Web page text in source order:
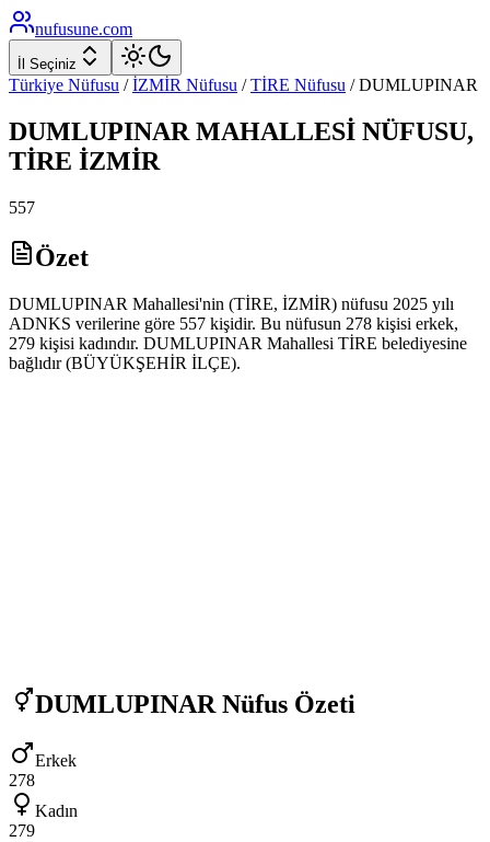
nufusune.com
İl Seçiniz
Türkiye Nüfusu / İZMİR Nüfusu / TİRE Nüfusu /DUMLUPINAR
DUMLUPINAR MAHALLESİ NÜFUSU,
TİRE İZMİR
557
Özet
DUMLUPINAR Mahallesi'nin (TİRE, İZMİR) nüfusu 2025 yılı
ADNKS verilerine göre 557 kişidir. Bu nüfusun 278 kişisi erkek,
279 kişisi kadındır. DUMLUPINAR Mahallesi TİRE belediyesine
bağlıdır (BÜYÜKŞEHİR İLÇE).
DUMLUPINAR Nüfus Özeti
Erkek
278
Kadın
279